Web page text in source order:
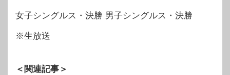
女子シングルス・決勝 男子シングルス・決勝
※生放送
＜関連記事＞